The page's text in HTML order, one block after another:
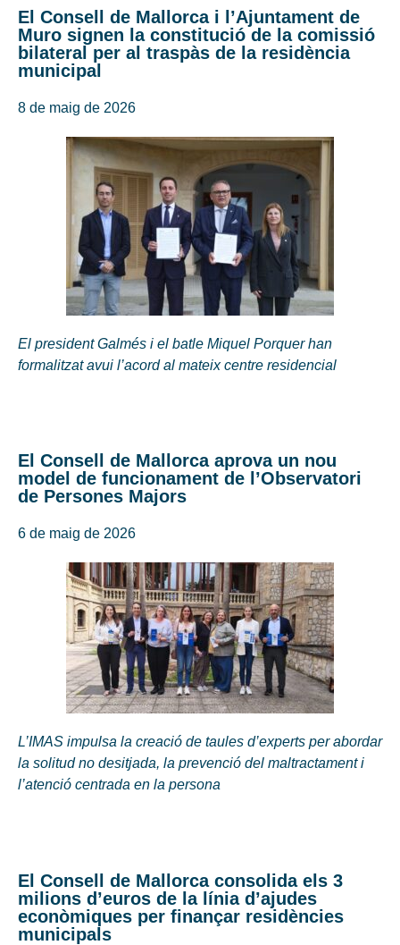
El Consell de Mallorca i l’Ajuntament de
Muro signen la constitució de la comissió
bilateral per al traspàs de la residència
municipal
8 de maig de 2026
El president Galmés i el batle Miquel Porquer han
formalitzat avui l’acord al mateix centre residencial
El Consell de Mallorca aprova un nou
model de funcionament de l’Observatori
de Persones Majors
6 de maig de 2026
L’IMAS impulsa la creació de taules d’experts per abordar
la solitud no desitjada, la prevenció del maltractament i
l’atenció centrada en la persona
El Consell de Mallorca consolida els 3
milions d’euros de la línia d’ajudes
econòmiques per finançar residències
municipals